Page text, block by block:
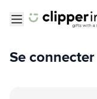
Se connecter